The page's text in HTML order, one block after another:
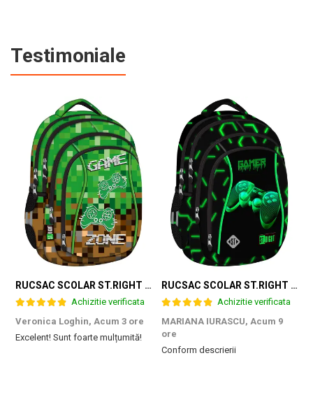
Testimoniale
RUCSAC SCOLAR ST.RIGHT 4 COMPARTIMENTE BP-04 GAME ZONE 698187
Achizitie verificata
Veronica Loghin, Acum 3 ore
Excelent! Sunt foarte mulțumită!
RUCSAC SCOLAR ST.RIGHT 4 COMPARTIMENTE BP-04 GREEN LEVEL 301339
Achizitie verificata
MARIANA IURASCU, Acum 9
ore
Conform descrierii